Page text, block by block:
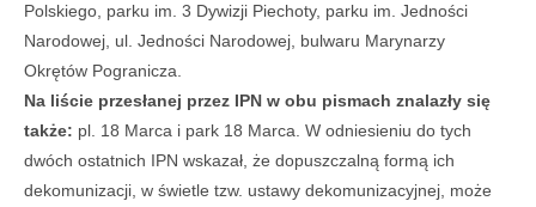
Polskiego, parku im. 3 Dywizji Piechoty, parku im. Jedności
Narodowej, ul. Jedności Narodowej, bulwaru Marynarzy
Okrętów Pogranicza.
Na liście przesłanej przez IPN w obu pismach znalazły się
także: pl. 18 Marca i park 18 Marca. W odniesieniu do tych
dwóch ostatnich IPN wskazał, że dopuszczalną formą ich
dekomunizacji, w świetle tzw. ustawy dekomunizacyjnej, może